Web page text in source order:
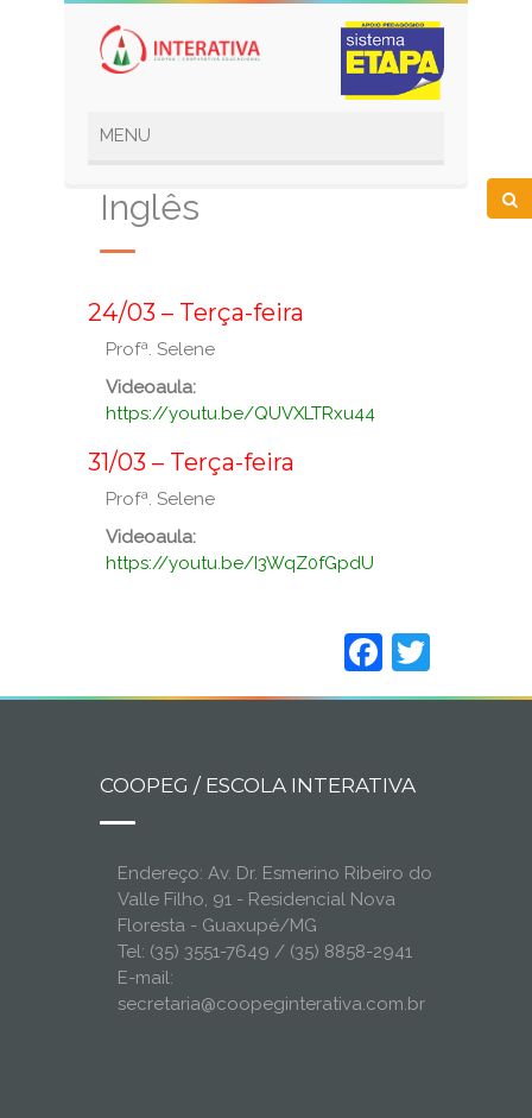
Inglês
24/03 – Terça-feira
Profª. Selene
Videoaula:
https://youtu.be/QUVXLTRxu44
31/03 – Terça-feira
Profª. Selene
Videoaula:
https://youtu.be/I3WqZ0fGpdU
COOPEG / ESCOLA INTERATIVA
Endereço: Av. Dr. Esmerino Ribeiro do
Valle Filho, 91 - Residencial Nova
Floresta - Guaxupé/MG
Tel: (35) 3551-7649 / (35) 8858-2941
E-mail:
secretaria@coopeginterativa.com.br